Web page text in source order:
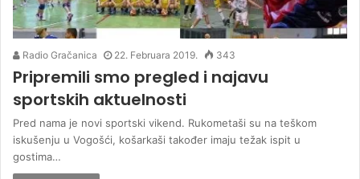
Radio Gračanica 22. Februara 2019. 343
Pripremili smo pregled i najavu
sportskih aktuelnosti
Pred nama je novi sportski vikend. Rukometaši su na teškom
iskušenju u Vogošći, košarkaši također imaju težak ispit u
gostima…